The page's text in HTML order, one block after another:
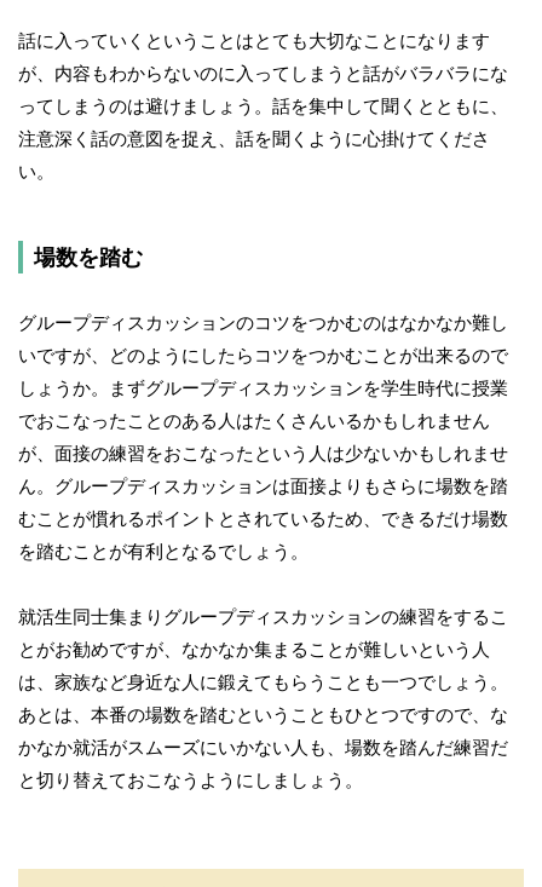
話に入っていくということはとても大切なことになります
が、内容もわからないのに入ってしまうと話がバラバラにな
ってしまうのは避けましょう。話を集中して聞くとともに、
注意深く話の意図を捉え、話を聞くように心掛けてくださ
い。
場数を踏む
グループディスカッションのコツをつかむのはなかなか難し
いですが、どのようにしたらコツをつかむことが出来るので
しょうか。まずグループディスカッションを学生時代に授業
でおこなったことのある人はたくさんいるかもしれません
が、面接の練習をおこなったという人は少ないかもしれませ
ん。グループディスカッションは面接よりもさらに場数を踏
むことが慣れるポイントとされているため、できるだけ場数
を踏むことが有利となるでしょう。
就活生同士集まりグループディスカッションの練習をするこ
とがお勧めですが、なかなか集まることが難しいという人
は、家族など身近な人に鍛えてもらうことも一つでしょう。
あとは、本番の場数を踏むということもひとつですので、な
かなか就活がスムーズにいかない人も、場数を踏んだ練習だ
と切り替えておこなうようにしましょう。